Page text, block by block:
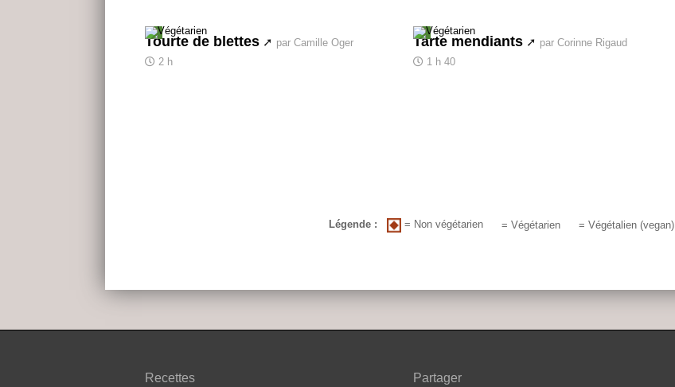
Tourte de blettes
par Camille Oger
2 h
Tarte mendiants
par Corinne Rigaud
1 h 40
Légende : = Non végétarien = Végétarien = Végétalien (vegan)
Recettes Partager